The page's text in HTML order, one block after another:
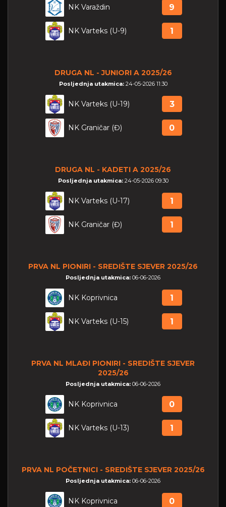
NK Varaždin 9
NK Varteks (U-9) 1
DRUGA NL - JUNIORI A 2025/26
Posljednja utakmica: 24-05-2026 11:30
NK Varteks (U-19) 3
NK Graničar (Đ) 0
DRUGA NL - KADETI A 2025/26
Posljednja utakmica: 24-05-2026 09:30
NK Varteks (U-17) 1
NK Graničar (Đ) 1
PRVA NL PIONIRI - SREDIŠTE SJEVER 2025/26
Posljednja utakmica: 06-06-2026
NK Koprivnica 1
NK Varteks (U-15) 1
PRVA NL MLAĐI PIONIRI - SREDIŠTE SJEVER
2025/26
Posljednja utakmica: 06-06-2026
NK Koprivnica 0
NK Varteks (U-13) 1
PRVA NL POČETNICI - SREDIŠTE SJEVER 2025/26
Posljednja utakmica: 06-06-2026
NK Koprivnica 0